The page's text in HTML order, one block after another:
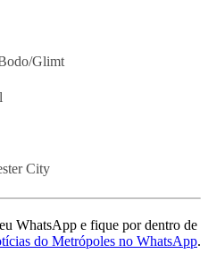
Glimt
City
WhatsApp e fique por dentro de
do Metrópoles no WhatsApp.